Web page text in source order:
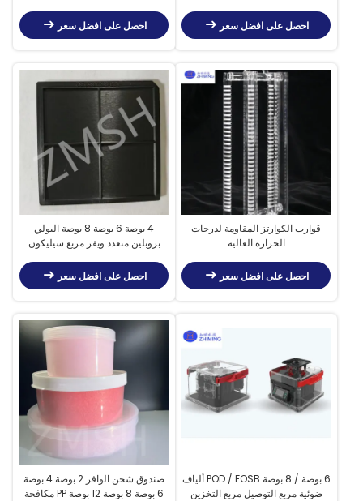
احصل على افضل سعر احصل على افضل سعر
قوارب الكوارتز المقاومة لدرجات
الحرارة العالية
احصل على افضل سعر
4 بوصة 6 بوصة 8 بوصة البولي
بروبلين متعدد ويفر مربع سيليكون
احصل على افضل سعر
6 بوصة / 8 بوصة POD / FOSB ألياف
ضوئية مربع التوصيل مربع التخزين
صندوق شحن الوافر 2 بوصة 4 بوصة
6 بوصة 8 بوصة 12 بوصة PP مكافحة